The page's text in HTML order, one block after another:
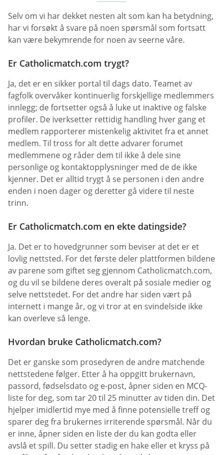
Selv om vi har dekket nesten alt som kan ha betydning,
har vi forsøkt å svare på noen spørsmål som fortsatt
kan være bekymrende for noen av seerne våre.
Er Catholicmatch.com trygt?
Ja, det er en sikker portal til dags dato. Teamet av
fagfolk overvåker kontinuerlig forskjellige medlemmers
innlegg; de fortsetter også å luke ut inaktive og falske
profiler. De iverksetter rettidig handling hver gang et
medlem rapporterer mistenkelig aktivitet fra et annet
medlem. Til tross for alt dette advarer forumet
medlemmene og råder dem til ikke å dele sine
personlige og kontaktopplysninger med de de ikke
kjenner. Det er alltid trygt å se personen i den andre
enden i noen dager og deretter gå videre til neste
trinn.
Er Catholicmatch.com en ekte datingside?
Ja. Det er to hovedgrunner som beviser at det er et
lovlig nettsted. For det første deler plattformen bildene
av parene som giftet seg gjennom Catholicmatch.com,
og du vil se bildene deres overalt på sosiale medier og
selve nettstedet. For det andre har siden vært på
internett i mange år, og vi tror at en svindelside ikke
kan overleve så lenge.
Hvordan bruke Catholicmatch.com?
Det er ganske som prosedyren de andre matchende
nettstedene følger. Etter å ha oppgitt brukernavn,
passord, fødselsdato og e-post, åpner siden en MCQ-
liste for deg, som tar 20 til 25 minutter av tiden din. Det
hjelper imidlertid mye med å finne potensielle treff og
sparer deg fra brukernes irriterende spørsmål. Når du
er inne, åpner siden en liste der du kan godta eller
avslå et spill. Du setter stadig en hake eller et kryss på